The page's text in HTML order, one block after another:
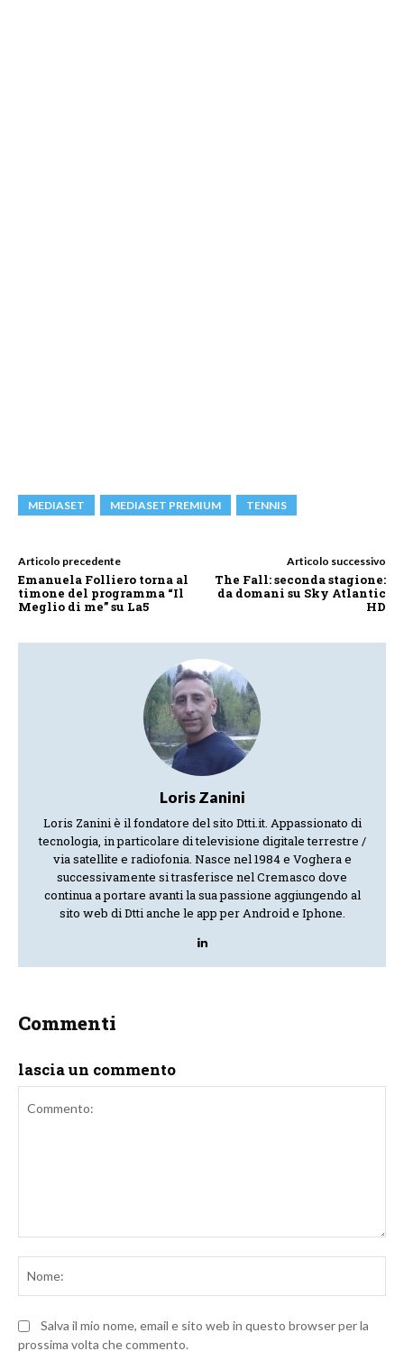
MEDIASET MEDIASET PREMIUM TENNIS
Articolo precedente
Emanuela Folliero torna al
timone del programma “Il
Meglio di me” su La5
Articolo successivo
The Fall: seconda stagione:
da domani su Sky Atlantic
HD
Loris Zanini
Loris Zanini è il fondatore del sito Dtti.it. Appassionato di
tecnologia, in particolare di televisione digitale terrestre /
via satellite e radiofonia. Nasce nel 1984 e Voghera e
successivamente si trasferisce nel Cremasco dove
continua a portare avanti la sua passione aggiungendo al
sito web di Dtti anche le app per Android e Iphone.
Commenti
lascia un commento
Salva il mio nome, email e sito web in questo browser per la
prossima volta che commento.